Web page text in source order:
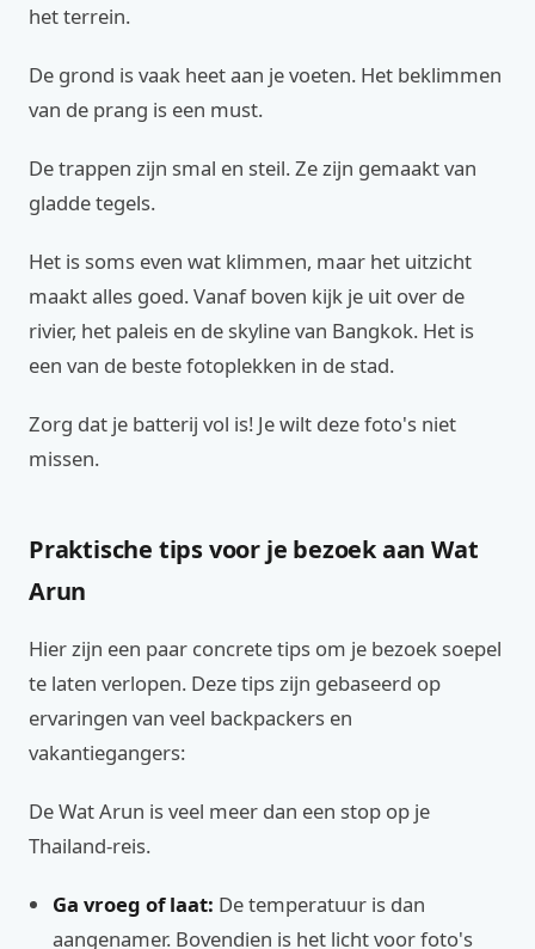
het terrein.
De grond is vaak heet aan je voeten. Het beklimmen
van de prang is een must.
De trappen zijn smal en steil. Ze zijn gemaakt van
gladde tegels.
Het is soms even wat klimmen, maar het uitzicht
maakt alles goed. Vanaf boven kijk je uit over de
rivier, het paleis en de skyline van Bangkok. Het is
een van de beste fotoplekken in de stad.
Zorg dat je batterij vol is! Je wilt deze foto's niet
missen.
Praktische tips voor je bezoek aan Wat
Arun
Hier zijn een paar concrete tips om je bezoek soepel
te laten verlopen. Deze tips zijn gebaseerd op
ervaringen van veel backpackers en
vakantiegangers:
De Wat Arun is veel meer dan een stop op je
Thailand-reis.
Ga vroeg of laat: De temperatuur is dan
aangenamer. Bovendien is het licht voor foto's